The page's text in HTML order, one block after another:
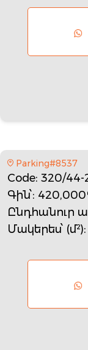
Parking#8537
Code: 320/44-
Գին՝:
Ընդհանուր
Մակերես՝ (մ²)